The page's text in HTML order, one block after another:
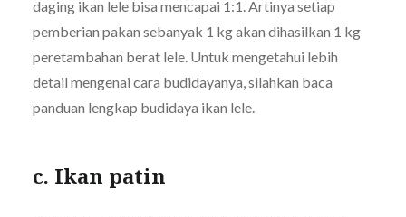
daging ikan lele bisa mencapai 1:1. Artinya setiap
pemberian pakan sebanyak 1 kg akan dihasilkan 1 kg
peretambahan berat lele. Untuk mengetahui lebih
detail mengenai cara budidayanya, silahkan baca
panduan lengkap budidaya ikan lele.
c. Ikan patin